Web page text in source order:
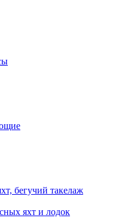
бегучий такелаж
яхт и лодок